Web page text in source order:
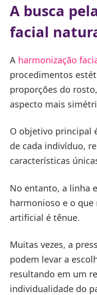
A busca
facial
A harmonização
procedimentos
proporções do
aspecto mais
O objetivo principal
de cada indivíduo,
características
No entanto, a linha
harmonioso e o
artificial é tênue.
Muitas vezes, a
podem levar a
resultando em um
individualidade do